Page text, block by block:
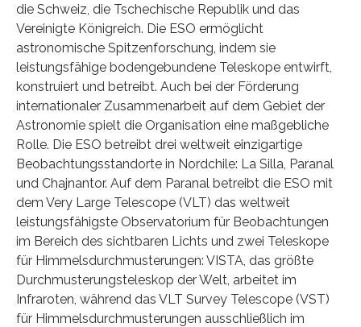
die Schweiz, die Tschechische Republik und das
Vereinigte Königreich. Die ESO ermöglicht
astronomische Spitzenforschung, indem sie
leistungsfähige bodengebundene Teleskope entwirft,
konstruiert und betreibt. Auch bei der Förderung
internationaler Zusammenarbeit auf dem Gebiet der
Astronomie spielt die Organisation eine maßgebliche
Rolle. Die ESO betreibt drei weltweit einzigartige
Beobachtungsstandorte in Nordchile: La Silla, Paranal
und Chajnantor. Auf dem Paranal betreibt die ESO mit
dem Very Large Telescope (VLT) das weltweit
leistungsfähigste Observatorium für Beobachtungen
im Bereich des sichtbaren Lichts und zwei Teleskope
für Himmelsdurchmusterungen: VISTA, das größte
Durchmusterungsteleskop der Welt, arbeitet im
Infraroten, während das VLT Survey Telescope (VST)
für Himmelsdurchmusterungen ausschließlich im